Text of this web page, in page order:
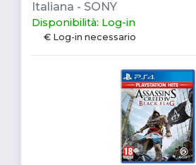
Italiana - SONY
Disponibilità: Log-in
€ Log-in necessario